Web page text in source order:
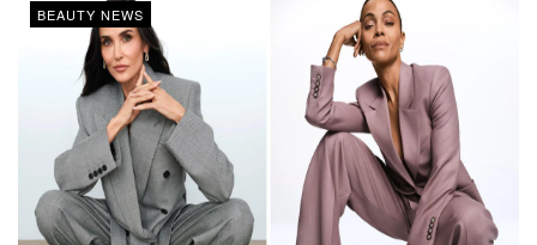
BEAUTY NEWS